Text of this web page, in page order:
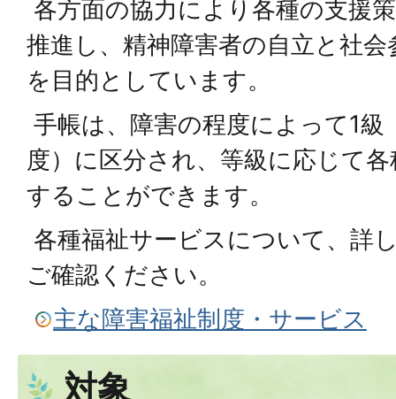
各方面の協力により各種の支援
推進し、精神障害者の自立と社
を目的としています。
手帳は、障害の程度によって1級
度）に区分され、等級に応じて
することができます。
各種福祉サービスについて、詳
ご確認ください。
主な障害福祉制度・サービス
対象